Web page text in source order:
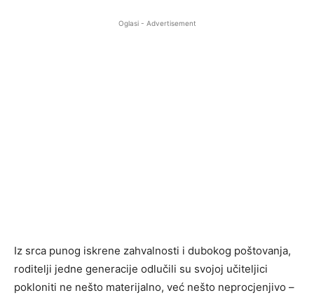
Oglasi - Advertisement
Iz srca punog iskrene zahvalnosti i dubokog poštovanja,
roditelji jedne generacije odlučili su svojoj učiteljici
pokloniti ne nešto materijalno, već nešto neprocjenjivo –